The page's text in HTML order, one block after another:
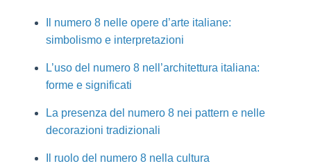
Il numero 8 nelle opere d’arte italiane:
simbolismo e interpretazioni
L’uso del numero 8 nell’architettura italiana:
forme e significati
La presenza del numero 8 nei pattern e nelle
decorazioni tradizionali
Il ruolo del numero 8 nella cultura